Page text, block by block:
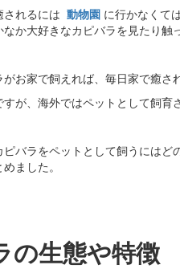
されるには 動物園 に行かなくて
か大好きなカピバラを見たり触
お家で飼えれば、毎日家で癒さ
が、海外ではペットとして飼育
バラをペットとして飼うには
ました。
の生態や特徴